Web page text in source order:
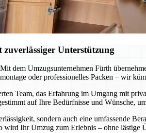
Unterstützung
dem Umzugsunternehmen Fürth
oder professionelles Packen – wir
Team, das Erfahrung im Umgang mit
auf Ihre Bedürfnisse und Wünsche,
sondern auch eine umfassende
Ihr Umzug zum Erlebnis – ohne lästige